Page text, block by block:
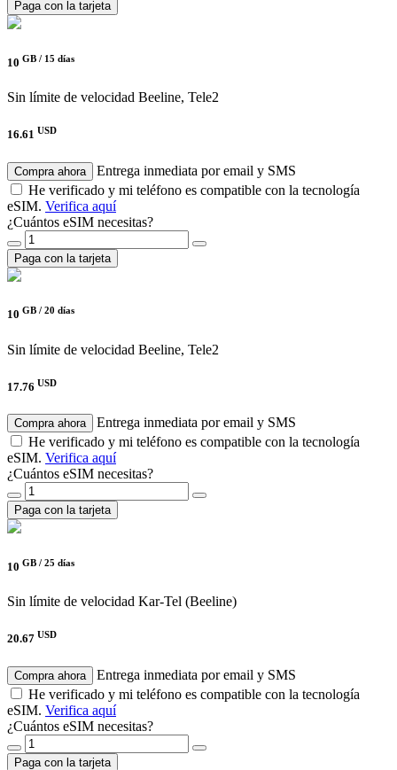
Paga con la tarjeta
10 GB / 15 días
Sin límite de velocidad Beeline, Tele2
16.61 USD
Compra ahora
Entrega inmediata por email y SMS
He verificado y mi teléfono es compatible con la tecnología
eSIM. Verifica aquí
¿Cuántos eSIM necesitas?
Paga con la tarjeta
10 GB / 20 días
Sin límite de velocidad Beeline, Tele2
17.76 USD
Compra ahora
Entrega inmediata por email y SMS
He verificado y mi teléfono es compatible con la tecnología
eSIM. Verifica aquí
¿Cuántos eSIM necesitas?
Paga con la tarjeta
10 GB / 25 días
Sin límite de velocidad Kar-Tel (Beeline)
20.67 USD
Compra ahora
Entrega inmediata por email y SMS
He verificado y mi teléfono es compatible con la tecnología
eSIM. Verifica aquí
¿Cuántos eSIM necesitas?
Paga con la tarjeta